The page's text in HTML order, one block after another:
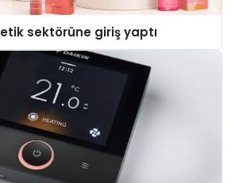
sektörüne giriş yaptı